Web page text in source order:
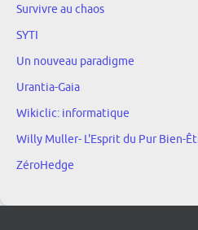
Survivre au chaos
SYTI
Un nouveau paradigme
Urantia-Gaia
Wikiclic: informatique
Willy Muller- L'Esprit du Pur Bien-
ZéroHedge